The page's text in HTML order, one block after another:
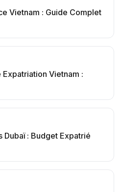
Vietnam : Guide Complet
Vietnam :
Dubaï : Budget Expatrié